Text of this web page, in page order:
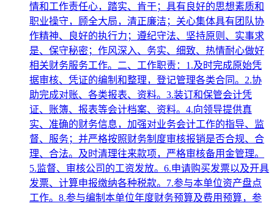
情和工作责任心，踏实、肯干；具有良好的思想素质和
职业操守，顾全大局，清正廉洁；关心集体具有团队协
作精神、良好的执行力；遵纪守法、坚持原则、实事求
是、保守秘密；作风深入、务实、细致、热情耐心做好
相关财务服务工作。二、工作职责：1.及时完成原始凭
据审核、凭证的编制和整理，登记管理各类合同。2.协
助完成对账、各类报表、资料。3.装订和保管会计凭
证、账簿、报表等会计档案、资料。4.向领导提供真
实、准确的财务信息，加强对业务会计工作的指导、监
督、服务；并严格按照财务制度审核报销是否合规、合
理、合法。及时清理往来款项，严格审核备用金管理。
5.监督、审核公司的工资发放。6.申请购买发票以及开具
发票、计算申报缴纳各种税款。7.参与本单位资产盘点
工作。8.参与编制本单位年度财务预算及费用预算，参